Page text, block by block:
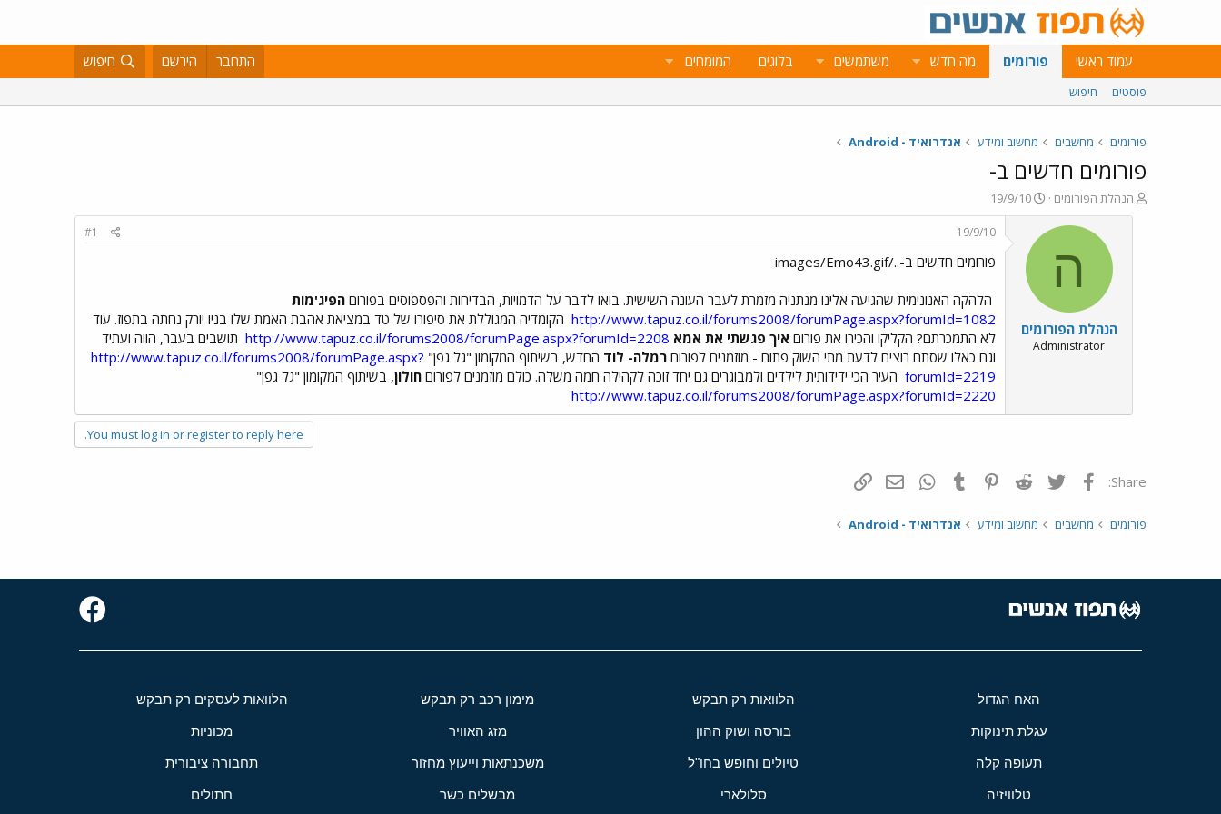
עמוד ראשי פורומים מה חדש משתמשים בלוגים המומחים התחבר הירשם חיפוש
פוסטים חיפוש
פורומים מחשבים מחשוב ומידע אנדרואיד - Android
פורומים חדשים ב-
פ
ו
הנהלת הפורומים
פ
ו
ס
ם
ב
ת
ר
19/9/10
ה
הנהלת הפורומים
Administrator
19/9/10
#1
פורומים חדשים ב-../images/Emo43.gif
הלהקה האנונימית שהגיעה אלינו מנתניה מזמרת לעבר העונה השישית. בואו לדבר על הדמויות, הבדיחות והפספוסים בפורום הפיג'מות
http://www.tapuz.co.il/forums2008/forumPage.aspx?forumId=1082 הקומדיה המגוללת את סיפורו של טד במציאת אהבת האמת שלו בניו יורק נחתה בתפוז. עוד
לא התמכרתם? הקליקו והכירו את פורום איך פגשתי את אמא http://www.tapuz.co.il/forums2008/forumPage.aspx?forumId=2208 תושבים בעבר, הווה ועתיד
וגם כאלו שסתם רוצים לדעת מתי השוק פתוח - מוזמנים לפורום רמלה- לוד החדש, בשיתוף המקומון "גל גפן" http://www.tapuz.co.il/forums2008/forumPage.aspx?
forumId=2219 העיר הכי ידידותית לילדים ולמבוגרים גם יחד זוכה לקהילה חמה משלה. כולם מוזמנים לפורום חולון, בשיתוף המקומון "גל גפן"
http://www.tapuz.co.il/forums2008/forumPage.aspx?forumId=2220
You must log in or register to reply here.
Share: פייסבוק Twitter
Reddit
Pinterest
Tumblr
WhatsAppדואר אלקטרוני
פורומים מחשבים מחשוב ומידע אנדרואיד - Android
האח הגדול הלוואות רק תבקש מימון רכב רק תבקש הלוואות לעסקים רק תבקש
עגלת תינוקות בורסה ושוק ההון מזג האוויר מכוניות
תעופה קלה טיולים וחופש בחו"ל משכנתאות וייעוץ מחזור תחבורה ציבורית
טלוויזיה סלולארי מבשלים כשר חתולים